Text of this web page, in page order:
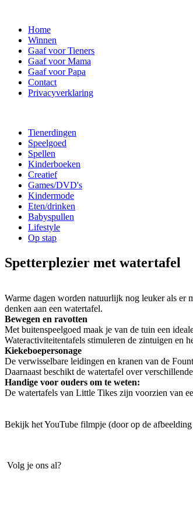
Home
Winnen
Gaaf voor Tieners
Gaaf voor Mama
Gaaf voor Papa
Contact
Privacyverklaring
Tienerdingen
Speelgoed
Spellen
Kinderboeken
Creatief
Games/DVD's
Kindermode
Eten/drinken
Babyspullen
Lifestyle
Op stap
Spetterplezier met watertafel
Warme dagen worden natuurlijk nog leuker als
denken aan een watertafel.
Bewegen en ravotten
Met buitenspeelgoed maak je van de tuin een
Wateractiviteitentafels stimuleren de zintuigen en
Kiekeboepersonage
De verwisselbare leidingen en kranen van de
Daarnaast beschikt de watertafel over
Handige voor ouders om te weten:
De watertafels van Little Tikes zijn voorzien van
Bekijk het YouTube filmpje (door op de
Volg je ons al?